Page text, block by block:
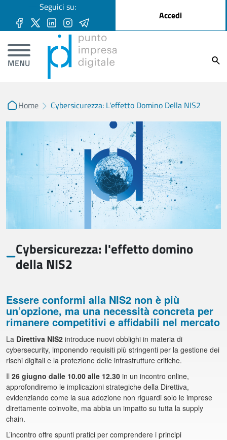
Seguici su: User account menu
Accedi
MENU
Home Cybersicurezza: L'effetto Domino Della NIS2
Cybersicurezza: l'effetto domino
della NIS2
Essere conformi alla NIS2 non è più
un’opzione, ma una necessità concreta per
rimanere competitivi e affidabili nel mercato
La Direttiva NIS2 introduce nuovi obblighi in materia di
cybersecurity, imponendo requisiti più stringenti per la gestione dei
rischi digitali e la protezione delle infrastrutture critiche.
Il 26 giugno dalle 10.00 alle 12.30 in un incontro online,
approfondiremo le implicazioni strategiche della Direttiva,
evidenziando come la sua adozione non riguardi solo le imprese
direttamente coinvolte, ma abbia un impatto su tutta la supply
chain.
L’incontro offre spunti pratici per comprendere i principi